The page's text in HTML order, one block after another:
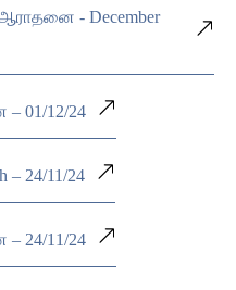
- December
– 01/12/24
– 24/11/24
– 24/11/24